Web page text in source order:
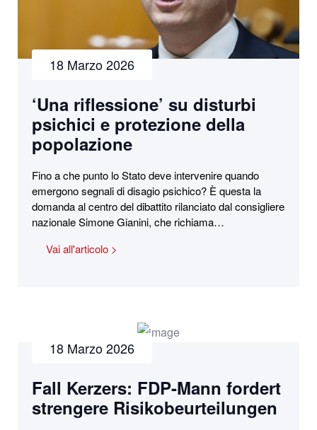
18 Marzo 2026
‘Una riflessione’ su disturbi
psichici e protezione della
popolazione
Fino a che punto lo Stato deve intervenire quando
emergono segnali di disagio psichico? È questa la
domanda al centro del dibattito rilanciato dal consigliere
nazionale Simone Gianini, che richiama…
Vai all'articolo >
18 Marzo 2026
Fall Kerzers: FDP-Mann fordert
strengere Risikobeurteilungen